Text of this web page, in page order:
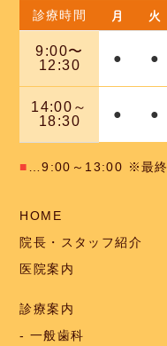
診療時間 月 火
9:00〜
12:30
● ●
14:00～
18:30
● ●
■ …9:00～13:00 ※最
HOME
院長・スタッフ紹介
医院案内
診療案内
一般歯科